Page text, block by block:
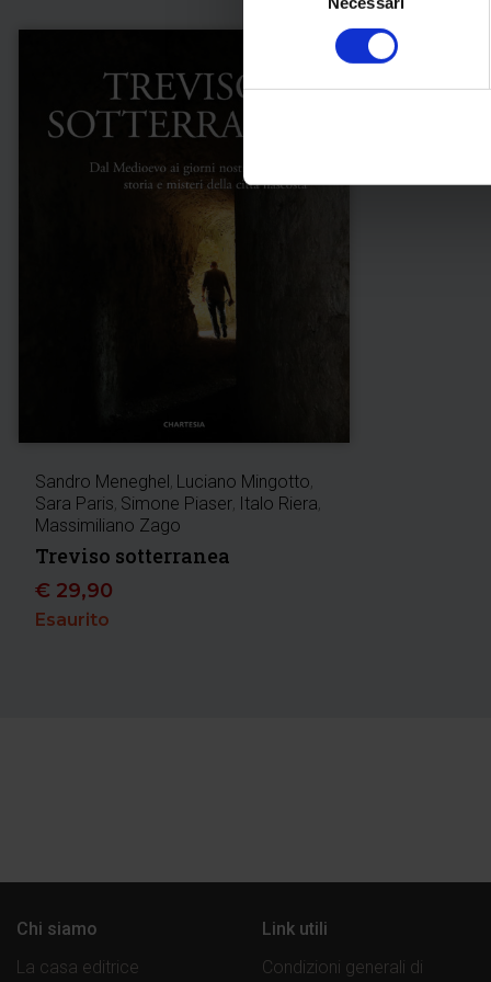
consenso
Sandro Meneghel, Luciano Mingotto,
Sara Paris, Simone Piaser, Italo Riera,
Massimiliano Zago
Treviso sotterranea
€ 29,90
Esaurito
Chi siamo
La casa editrice
Link utili
Condizioni generali di